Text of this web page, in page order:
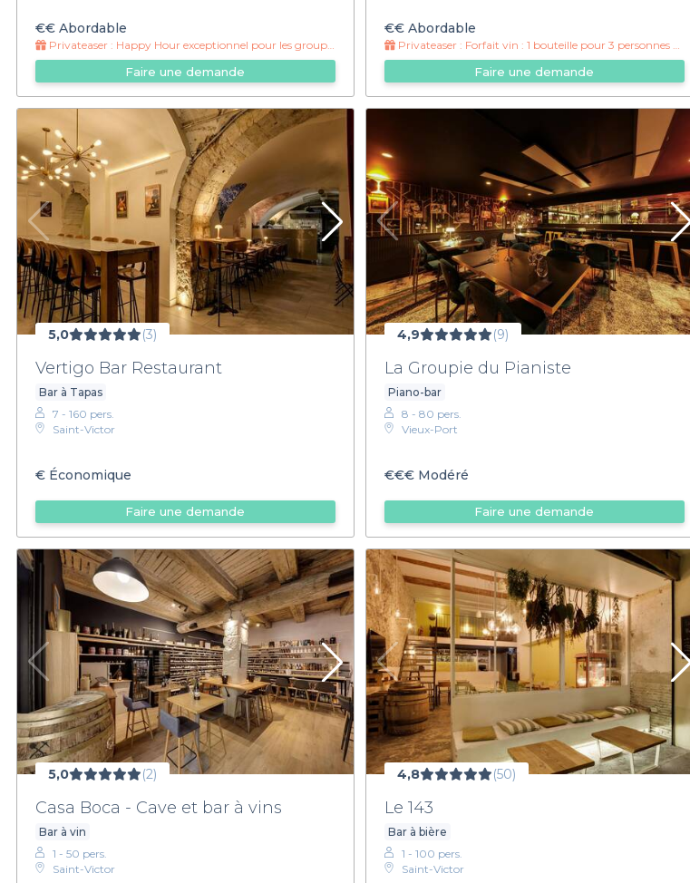
€€ Abordable
Privateaser : Happy Hour exceptionnel pour les groupes !
Faire une demande
€€Abordable
Privateaser : Forfait vin : 1 bouteille pour 3 personnes à 12.50€ par personne !
Faire une demande
5,0 (3)
Vertigo Bar Restaurant
Bar à Tapas
7 - 160 pers.
Saint-Victor
€ Économique
Faire une demande
4,9 (9)
La Groupie du Pianiste
Piano-bar
8 - 80 pers.
Vieux-Port
€€€Modéré
Faire une demande
5,0 (2)
Casa Boca - Cave et bar à vins
Bar à vin
1 - 50 pers.
Saint-Victor
4,8 (50)
Le 143
Bar à bière
1 - 100 pers.
Saint-Victor